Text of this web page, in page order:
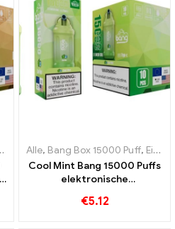
,
Alle, Bang Box 15000 Puff, Einweg-E-Zigaretten Schweden
Cool Mint Bang 15000 Puffs
elektronische
erfrischendes
€5.12